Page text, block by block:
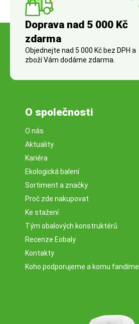
Doprava nad 5 000 Kč
zdarma
Objednejte nad 5 000 Kč bez DPH a
zboží Vám dodáme zdarma.
O společnosti
O nás
Aktuality
Kariéra
Ekologická balení
Sortiment a značky
Proč zde nakupovat
Ke stažení
Tým obalových konstruktérů
Recenze Eobaly
Kontakty
Koho podporujeme a komu fandíme